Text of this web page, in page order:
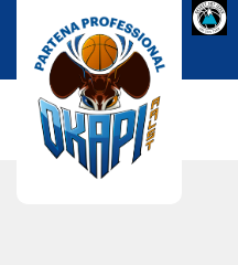
inhoud
OKAPI AALST